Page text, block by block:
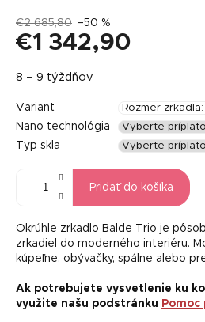
€2 685,80 –50 %
€1 342,90
cena:
8 – 9 týždňov
Variant
Nano technológia
Typ skla
Pridať do košíka
Okrúhle zrkadlo Balde Trio je
zrkadiel do moderného interiéru.
kúpeľne, obývačky, spálne alebo
Ak potrebujete vysvetlenie ku
využite našu podstránku